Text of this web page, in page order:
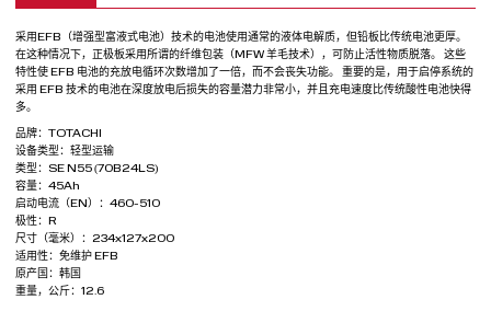
采用EFB（增强型富液式电池）技术的电池使用通常的液体电解质，但铅板比传统电池更厚。
在这种情况下，正极板采用所谓的纤维包装（MFW 羊毛技术），可防止活性物质脱落。 这些
特性使 EFB 电池的充放电循环次数增加了一倍，而不会丧失功能。 重要的是，用于启停系统的
采用 EFB 技术的电池在深度放电后损失的容量潜力非常小，并且充电速度比传统酸性电池快得
多。
品牌：TOTACHI
设备类型：轻型运输
类型：SE N55 (70B24LS)
容量：45Ah
启动电流（EN）：460-510
极性：R
尺寸（毫米）：234х127х200
适用性：免维护 EFB
原产国：韩国
重量，公斤：12.6